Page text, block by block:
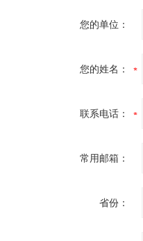
您的单位：
您的姓名：
联系电话：
常用邮箱：
省份：